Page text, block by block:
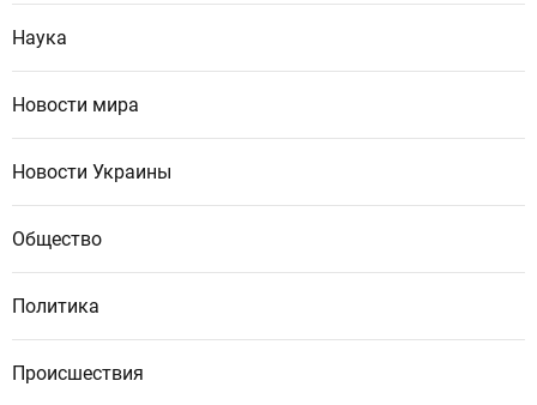
Наука
Новости мира
Новости Украины
Общество
Политика
Происшествия